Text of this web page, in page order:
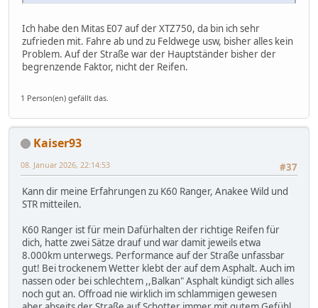
Ich habe den Mitas E07 auf der XTZ750, da bin ich sehr
zufrieden mit. Fahre ab und zu Feldwege usw, bisher alles kein
Problem. Auf der Straße war der Hauptständer bisher der
begrenzende Faktor, nicht der Reifen.
1 Person(en) gefällt das.
Kaiser93
#37
08. Januar 2026, 22:14:53
Kann dir meine Erfahrungen zu K60 Ranger, Anakee Wild und
STR mitteilen.
K60 Ranger ist für mein Dafürhalten der richtige Reifen für
dich, hatte zwei Sätze drauf und war damit jeweils etwa
8.000km unterwegs. Performance auf der Straße unfassbar
gut! Bei trockenem Wetter klebt der auf dem Asphalt. Auch im
nassen oder bei schlechtem ,,Balkan" Asphalt kündigt sich alles
noch gut an. Offroad nie wirklich im schlammigen gewesen